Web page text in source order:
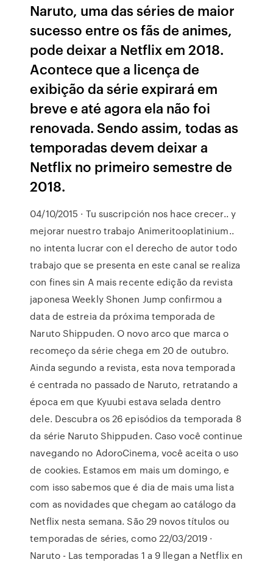
Naruto, uma das séries de maior
sucesso entre os fãs de animes,
pode deixar a Netflix em 2018.
Acontece que a licença de
exibição da série expirará em
breve e até agora ela não foi
renovada. Sendo assim, todas as
temporadas devem deixar a
Netflix no primeiro semestre de
2018.
04/10/2015 · Tu suscripción nos hace crecer.. y
mejorar nuestro trabajo Animeritooplatinium..
no intenta lucrar con el derecho de autor todo
trabajo que se presenta en este canal se realiza
con fines sin A mais recente edição da revista
japonesa Weekly Shonen Jump confirmou a
data de estreia da próxima temporada de
Naruto Shippuden. O novo arco que marca o
recomeço da série chega em 20 de outubro.
Ainda segundo a revista, esta nova temporada
é centrada no passado de Naruto, retratando a
época em que Kyuubi estava selada dentro
dele. Descubra os 26 episódios da temporada 8
da série Naruto Shippuden. Caso você continue
navegando no AdoroCinema, você aceita o uso
de cookies. Estamos em mais um domingo, e
com isso sabemos que é dia de mais uma lista
com as novidades que chegam ao catálogo da
Netflix nesta semana. São 29 novos títulos ou
temporadas de séries, como 22/03/2019 ·
Naruto - Las temporadas 1 a 9 llegan a Netflix en